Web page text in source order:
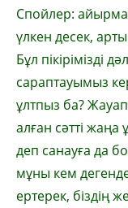
Спойлер:
үлкен десек,
Бұл пікірімізді
сараптауымыз
ұлтпыз ба?
алған сәтті
деп санауға да
мұны кем
ертерек, біз­дің